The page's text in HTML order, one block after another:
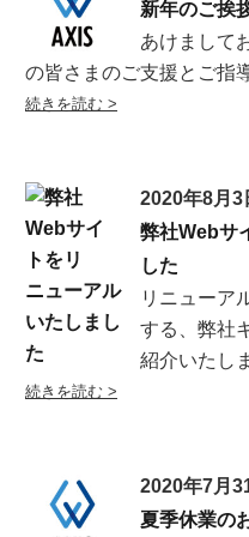
新年のご挨
あけまして
の皆さまのご支援とご指
2020年8月3
弊社Webサ
した
リニューア
する、弊社
紹介いたし
2020年7月
夏季休業の